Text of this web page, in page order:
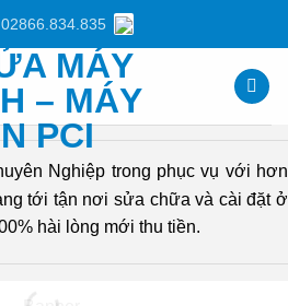
Nghiệp trong phục vụ với hơn
tới tận nơi sửa chữa và cài đặt ở
hài lòng mới thu tiền.